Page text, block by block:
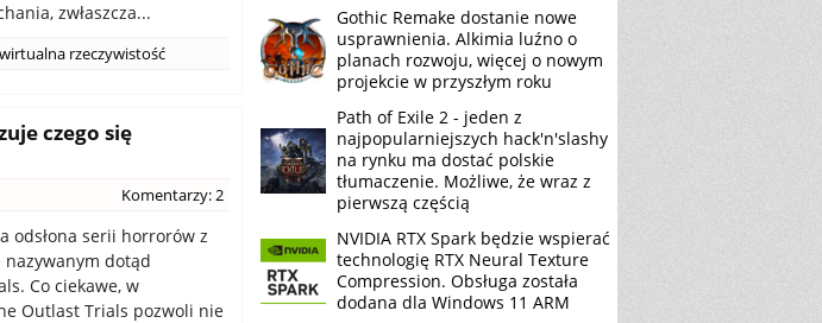
zwłaszcza...
wirtualna rzeczywistość
czego się
Komentarzy: 2
odsłona serii horrorów z
dotąd
Co ciekawe, w
Outlast Trials pozwoli nie
Gothic Remake dostanie nowe
usprawnienia. Alkimia luźno o
planach rozwoju, więcej o nowym
projekcie w przyszłym roku
Path of Exile 2 - jeden z
najpopularniejszych hack'n'slashy
na rynku ma dostać polskie
tłumaczenie. Możliwe, że wraz z
pierwszą częścią
NVIDIA RTX Spark będzie wspierać
technologię RTX Neural Texture
Compression. Obsługa została
dodana dla Windows 11 ARM